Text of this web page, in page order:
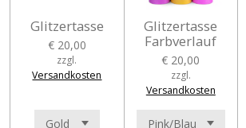
Glitzertasse
€ 20,00
zzgl.
Versandkosten
Glitzertasse
Farbverlauf
€ 20,00
zzgl.
Versandkosten